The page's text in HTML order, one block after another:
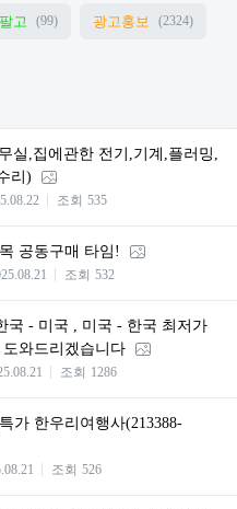
고 (99) 광고홍보 (2324)
실,집에관한 전기,기계,플러밍,
리)
조회 535
공동구매 타임!
조회 532
국 - 미국 , 미국 - 한국 최저가
와드리겠습니다
조회 1286
가 한우리여행사(213388-
조회 526